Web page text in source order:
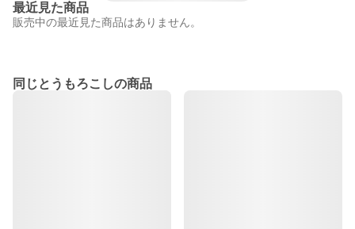
最近見た商品
販売中の最近見た商品はありません。
同じとうもろこしの商品